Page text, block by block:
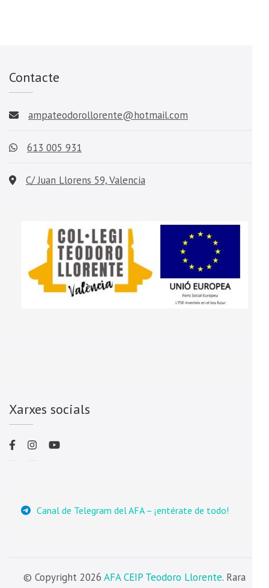
Contacte
ampateodorollorente@hotmail.com
613 005 931
C/ Juan Llorens 59, Valencia
Xarxes socials
Canal de Telegram del AFA – ¡entérate de todo!
© Copyright 2026 AFA CEIP Teodoro Llorente. Rara